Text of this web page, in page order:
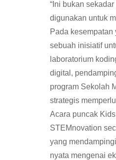
“Ini bukan
digunakan untuk
Pada
sebuah inisiatif
laboratorium
digital,
program Sekolah
strategis
Acara puncak
STEMnovation
yang
nyata mengenai